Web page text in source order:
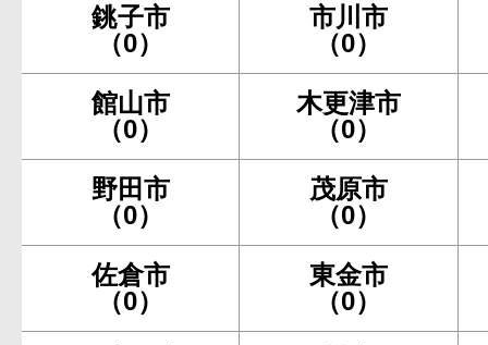
銚子市
（0）
市川市
（0）
館山市
（0）
木更津市
（0）
野田市
（0）
茂原市
（0）
佐倉市
（0）
東金市
（0）